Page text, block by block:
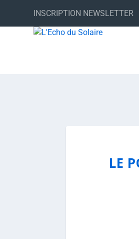
INSCRIPTION NEWSLETTER
LE